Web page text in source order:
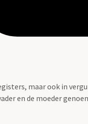
maar ook in
en de moeder